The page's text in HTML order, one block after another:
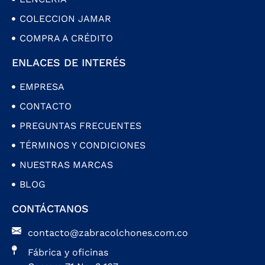
COLECCION JAMAR
COMPRA A CRÉDITO
ENLACES DE INTERÉS
EMPRESA
CONTACTO
PREGUNTAS FRECUENTES
TÉRMINOS Y CONDICIONES
NUESTRAS MARCAS
BLOG
CONTÁCTANOS
contacto@zabracolchones.com.co
Fábrica y oficinas